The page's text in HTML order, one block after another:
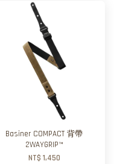
Basiner COMPACT 背帶
2WAYGRIP™
NT$ 1,450